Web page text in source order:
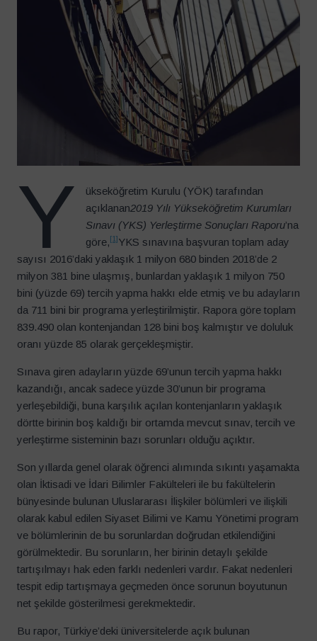
Y
ükseköğretim Kurulu (YÖK) tarafından
açıklanan2019 Yılı Yükseköğretim Kurumları
Sınavı (YKS) Yerleştirme Sonuçları Raporu’na
göre, [1] YKS sınavına başvuran toplam aday
sayısı 2016’daki yaklaşık 1 milyon 680 binden 2018’de 2
milyon 381 bine ulaşmış, bunlardan yaklaşık 1 milyon 750
bini (yüzde 69) tercih yapma hakkı elde etmiş ve bu adayların
da 711 bini bir programa yerleştirilmiştir. Rapora göre toplam
839.490 olan kontenjandan 128 bini boş kalmıştır ve doluluk
oranı yüzde 85 olarak gerçekleşmiştir.
Sınava giren adayların yüzde 69’unun tercih yapma hakkı
kazandığı, ancak sadece yüzde 30’unun bir programa
yerleşebildiği, buna karşılık açılan kontenjanların yaklaşık
dörtte birinin boş kaldığı bir ortamda mevcut sınav, tercih ve
yerleştirme sisteminin bazı sorunları olduğu açıktır.
Son yıllarda genel olarak öğrenci alımında sıkıntı yaşamakta
olan İktisadi ve İdari Bilimler Fakülteleri ile bu fakültelerin
bünyesinde bulunan Uluslararası İlişkiler bölümleri ve ilişkili
olarak kabul edilen Siyaset Bilimi ve Kamu Yönetimi program
ve bölümlerinin de bu sorunlardan doğrudan etkilendiğini
görülmektedir. Bu sorunların, her birinin detaylı şekilde
tartışılmayı hak eden farklı nedenleri vardır. Fakat nedenleri
tespit edip tartışmaya geçmeden önce sorunun boyutunun
net şekilde gösterilmesi gerekmektedir.
Bu rapor, Türkiye’deki üniversitelerde açık bulunan